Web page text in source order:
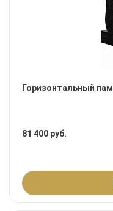
Горизонтальный
81 400 руб.